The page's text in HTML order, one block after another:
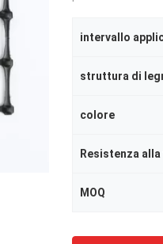
intervallo
struttura di
colore
Resistenza
MOQ